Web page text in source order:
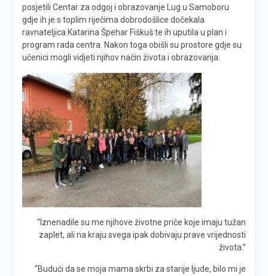
posjetili Centar za odgoj i obrazovanje Lug u Samoboru
gdje ih je s toplim riječima dobrodošlice dočekala
ravnateljica Katarina Špehar Fiškuš te ih uputila u plan i
program rada centra. Nakon toga obišli su prostore gdje su
učenici mogli vidjeti njihov način života i obrazovanja.
“Iznenadile su me njihove životne priče koje imaju tužan
zaplet, ali na kraju svega ipak dobivaju prave vrijednosti
života.”
“Budući da se moja mama skrbi za starije ljude, bilo mi je